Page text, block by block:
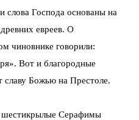
слова Господа основаны на
евреев. О
чиновнике говорили:
Вот и благородные
славу Божью на Престоле.
шестикрылые Серафимы